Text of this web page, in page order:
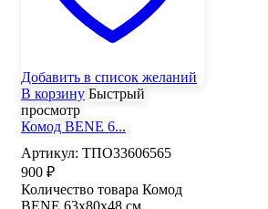
Добавить в список желаний
В корзину Быстрый
просмотр
Комод BENE 6...
Артикул: ТПО33606565
900 ₽
Количество товара Комод